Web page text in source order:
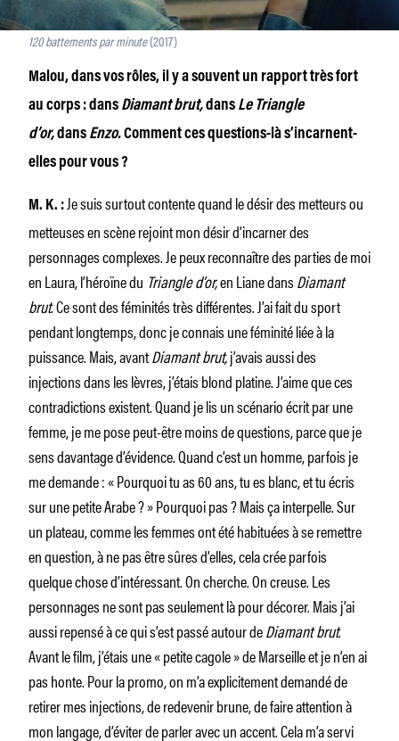
120 battements par minute(2017)
Malou, dans vos rôles, il y a souvent un rapport très fort
au corps : dans Diamant brut,dans Le Triangle
d’or,dans Enzo.Comment ces questions-là s’incarnent-
elles pour vous ?
M. K. : Je suis surtout contente quand le désir des metteurs ou
metteuses en scène rejoint mon désir d’incarner des
personnages complexes. Je peux reconnaître des parties de moi
en Laura, l’héroïne du Triangle d’or,en Liane dansDiamant
brut. Ce sont des féminités très différentes. J’ai fait du sport
pendant longtemps, donc je connais une féminité liée à la
puissance. Mais, avantDiamant brut,j’avais aussi des
injections dans les lèvres, j’étais blond platine. J’aime que ces
contradictions existent. Quand je lis un scénario écrit par une
femme, je me pose peut-être moins de questions, parce que je
sens davantage d’évidence. Quand c’est un homme, parfois je
me demande : « Pourquoi tu as 60 ans, tu es blanc, et tu écris
sur une petite Arabe ? » Pourquoi pas ? Mais ça interpelle. Sur
un plateau, comme les femmes ont été habituées à se remettre
en question, à ne pas être sûres d’elles, cela crée parfois
quelque chose d’intéressant. On cherche. On creuse. Les
personnages ne sont pas seulement là pour décorer. Mais j’ai
aussi repensé à ce qui s’est passé autour deDiamant brut.
Avant le film, j’étais une « petite cagole » de Marseille et je n’en ai
pas honte. Pour la promo, on m’a explicitement demandé de
retirer mes injections, de redevenir brune, de faire attention à
mon langage, d’éviter de parler avec un accent. Cela m’a servi